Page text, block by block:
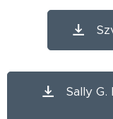
Sally